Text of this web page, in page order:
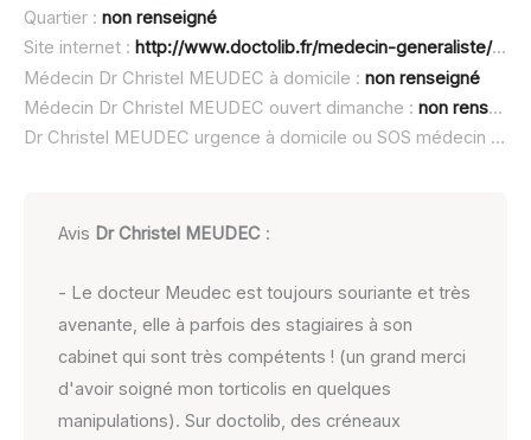
Quartier : non renseigné
Site internet : http://www.doctolib.fr/medecin-generaliste/vernouillet/christel-meudec
Médecin Dr Christel MEUDEC à domicile : non renseigné
Médecin Dr Christel MEUDEC ouvert dimanche : non renseigné
Dr Christel MEUDEC urgence à domicile ou SOS médecin :
Avis Dr Christel MEUDEC :
- Le docteur Meudec est toujours souriante et très
avenante, elle à parfois des stagiaires à son
cabinet qui sont très compétents ! (un grand merci
d'avoir soigné mon torticolis en quelques
manipulations). Sur doctolib, des créneaux